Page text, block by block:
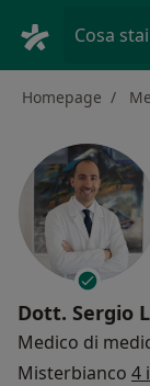
Cosa
Homepage
Dott. Sergio
Medico di
Misterbianco 4